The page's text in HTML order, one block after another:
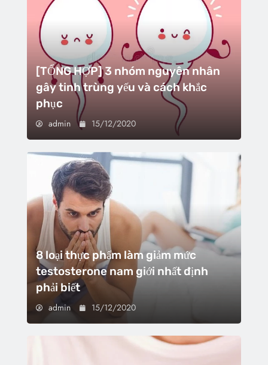
[TỔNG HỢP] 3 nhóm nguyên nhân
gây tinh trùng yếu và cách khắc
phục
admin 15/12/2020
8 loại thực phẩm làm giảm mức
testosterone nam giới nhất định
phải biết
admin 15/12/2020